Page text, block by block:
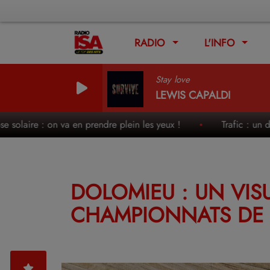
RADIO L'INFO
Stay love
LEWIS CAPALDI
: on va en prendre plein les yeux ! Trafic : un des
DOLOMIEU : UN
CHAMPIONNATS